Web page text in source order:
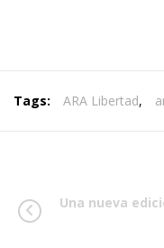
Tags: ARA Libertad,
Una nueva